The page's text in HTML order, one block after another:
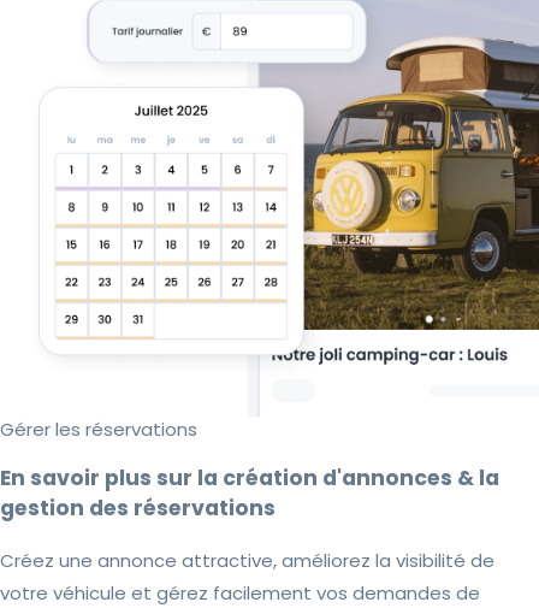
Gérer les réservations
En savoir plus sur la création d'annonces & la
gestion des réservations
Créez une annonce attractive, améliorez la visibilité de
votre véhicule et gérez facilement vos demandes de